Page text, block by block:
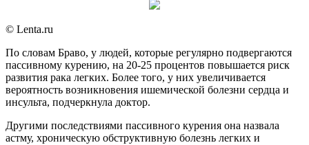
© Lenta.ru
По словам Браво, у людей, которые регулярно подвергаются
пассивному курению, на 20-25 процентов повышается риск
развития рака легких. Более того, у них увеличивается
вероятность возникновения ишемической болезни сердца и
инсульта, подчеркнула доктор.
Другими последствиями пассивного курения она назвала
астму, хроническую обструктивную болезнь легких и